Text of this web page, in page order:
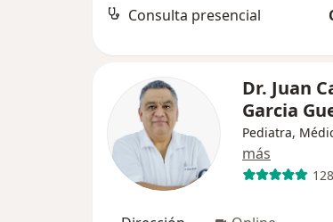
Consulta presencial
Dr. Juan
Garcia
Pediatra,
más